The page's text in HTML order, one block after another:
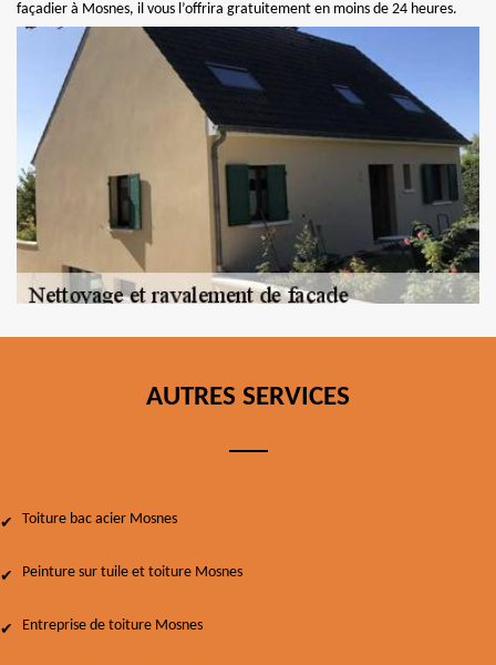
façadier à Mosnes, il vous l’offrira gratuitement en moins de 24 heures.
AUTRES SERVICES
Toiture bac acier Mosnes
Peinture sur tuile et toiture Mosnes
Entreprise de toiture Mosnes